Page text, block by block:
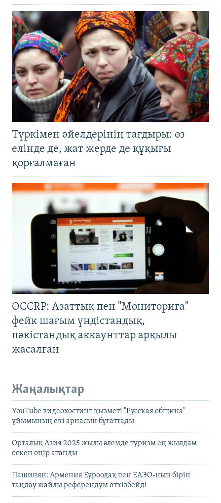
Түркімен әйелдерінің тағдыры: өз
елінде де, жат жерде де құқығы
қорғалмаған
OCCRP: Азаттық пен "Мониториға"
фейк шағым үндістандық,
пәкістандық аккаунттар арқылы
жасалған
Жаңалықтар
YouTube видеохостинг қызметі "Русская община"
ұйымының екі арнасын бұғаттады
Орталық Азия 2025 жылы әлемде туризм ең жылдам
өскен өңір атанды
Пашинян: Армения Еуроодақ пен ЕАЭО-ның бірін
таңдау жайлы референдум өткізбейді